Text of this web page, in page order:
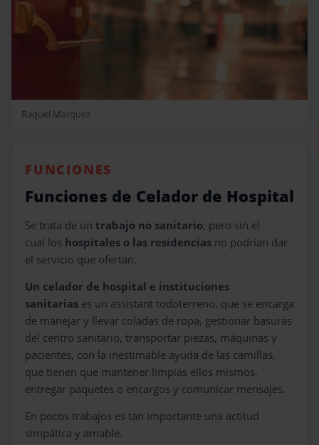
Raquel Marquez
FUNCIONES
Funciones de Celador de Hospital
Se trata de un trabajo no sanitario, pero sin el
cual los hospitales o las residencias no podrían dar
el servicio que ofertan.
Un celador de hospital e instituciones
sanitarias es un assistant todoterreno, que se encarga
de manejar y llevar coladas de ropa, gestionar basuras
del centro sanitario, transportar piezas, máquinas y
pacientes, con la inestimable ayuda de las camillas,
que tienen que mantener limpias ellos mismos,
entregar paquetes o encargos y comunicar mensajes.
En pocos trabajos es tan importante una actitud
simpática y amable.